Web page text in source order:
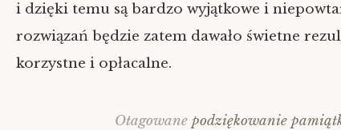
i dzięki temu są bardzo wyjątkowe i
rozwiązań będzie zatem dawało świetne
korzystne i opłacalne.
Otagowane podziękowanie